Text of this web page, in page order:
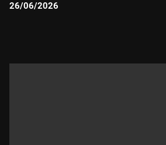
26/06/2026